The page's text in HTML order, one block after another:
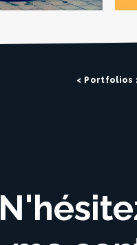
< Portfolios